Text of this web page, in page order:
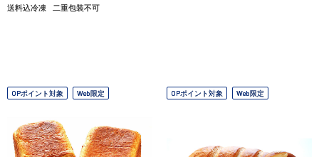
送料込冷凍 二重包装不可
OPポイント対象 Web限定 OPポイント対象 Web限定